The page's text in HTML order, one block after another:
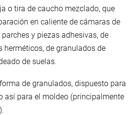
o tira de caucho mezclado, que
en caliente de cámaras de
y piezas adhesivas, de
herméticos, de granulados de
de suelas.
de granulados, dispuesto para
así para el moldeo (principalmente